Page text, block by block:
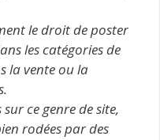
le droit de poster
les catégories de
la vente ou la
ce genre de site,
rodées par des